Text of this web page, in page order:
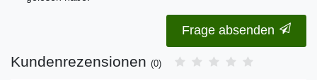
Frage absenden
Kundenrezensionen (0)